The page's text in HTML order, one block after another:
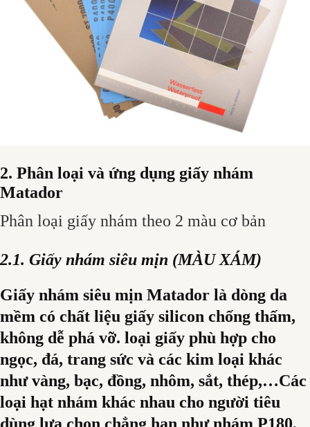
2. Phân loại và ứng dụng giấy nhám
Matador
Phân loại giấy nhám theo 2 màu cơ bản
2.1. Giấy nhám siêu mịn (MÀU XÁM)
Giấy nhám siêu mịn Matador là dòng da
mềm có chất liệu giấy silicon chống thấm,
không dễ phá vỡ. loại giấy phù hợp cho
ngọc, đá, trang sức và các kim loại khác
như vàng, bạc, đồng, nhôm, sắt, thép,…Các
loại hạt nhám khác nhau cho người tiêu
dùng lựa chọn chẳng hạn như nhám P180,